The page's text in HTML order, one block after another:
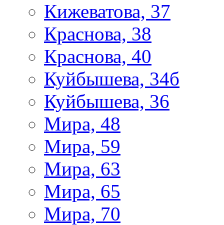
Кижеватова, 37
Краснова, 38
Краснова, 40
Куйбышева, 34б
Куйбышева, 36
Мира, 48
Мира, 59
Мира, 63
Мира, 65
Мира, 70